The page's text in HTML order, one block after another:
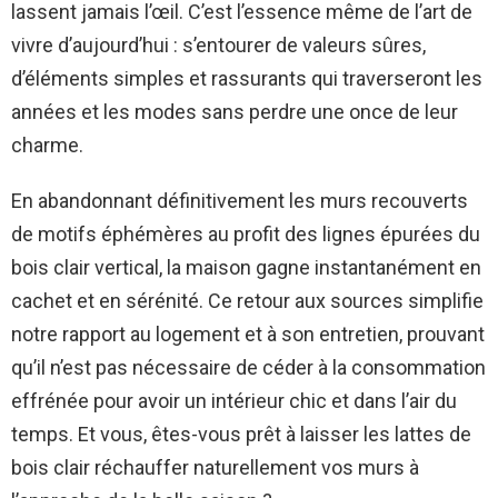
lassent jamais l’œil. C’est l’essence même de l’art de
vivre d’aujourd’hui : s’entourer de valeurs sûres,
d’éléments simples et rassurants qui traverseront les
années et les modes sans perdre une once de leur
charme.
En abandonnant définitivement les murs recouverts
de motifs éphémères au profit des lignes épurées du
bois clair vertical, la maison gagne instantanément en
cachet et en sérénité. Ce retour aux sources simplifie
notre rapport au logement et à son entretien, prouvant
qu’il n’est pas nécessaire de céder à la consommation
effrénée pour avoir un intérieur chic et dans l’air du
temps. Et vous, êtes-vous prêt à laisser les lattes de
bois clair réchauffer naturellement vos murs à